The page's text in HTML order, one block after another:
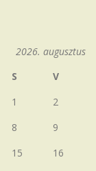
2026. augusztus
S
V
1
2
8
9
15
16